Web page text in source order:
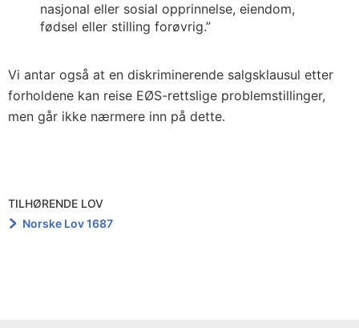
nasjonal eller sosial opprinnelse, eiendom,
fødsel eller stilling forøvrig.”
Vi antar også at en diskriminerende salgsklausul etter
forholdene kan reise EØS-rettslige problemstillinger,
men går ikke nærmere inn på dette.
TILHØRENDE LOV
Norske Lov 1687